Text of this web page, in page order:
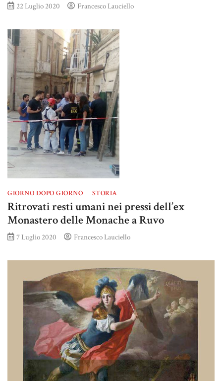
22 Luglio 2020 Francesco Lauciello
GIORNO DOPO GIORNO STORIA
Ritrovati resti umani nei pressi dell’ex
Monastero delle Monache a Ruvo
7 Luglio 2020 Francesco Lauciello